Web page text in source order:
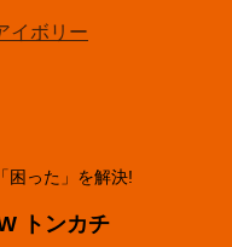
イボリー
困った」を解決!
トンカチ